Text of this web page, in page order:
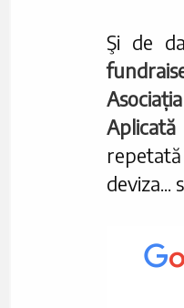
Şi de
Aplicată
deviza...